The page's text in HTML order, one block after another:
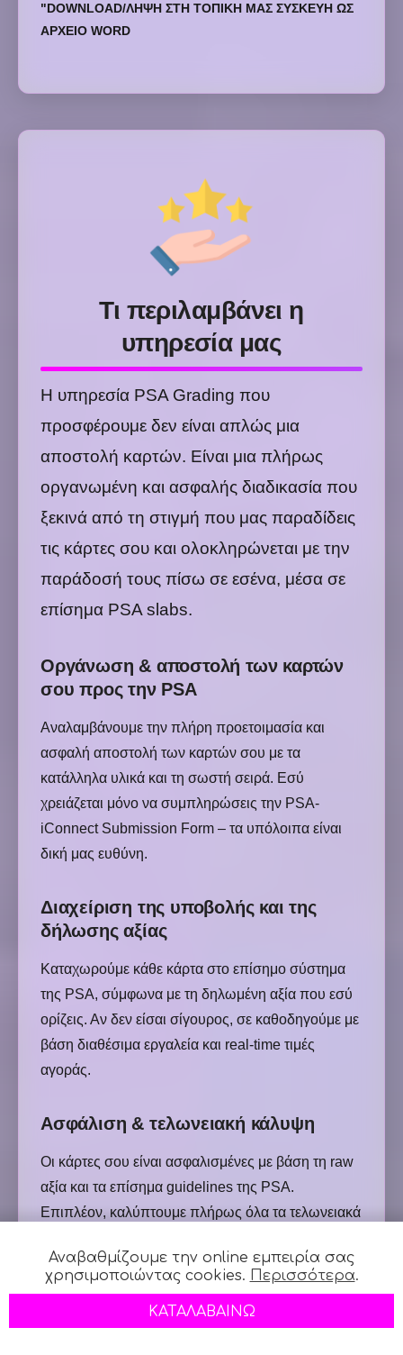
"DOWNLOAD/ΛΗΨΗ ΣΤΗ ΤΟΠΙΚΗ ΜΑΣ ΣΥΣΚΕΥΗ ΩΣ
ΑΡΧΕΙΟ WORD
Τι περιλαμβάνει η
υπηρεσία μας
Η υπηρεσία PSA Grading που
προσφέρουμε δεν είναι απλώς μια
αποστολή καρτών. Είναι μια πλήρως
οργανωμένη και ασφαλής διαδικασία που
ξεκινά από τη στιγμή που μας παραδίδεις
τις κάρτες σου και ολοκληρώνεται με την
παράδοσή τους πίσω σε εσένα, μέσα σε
επίσημα PSA slabs.
Οργάνωση & αποστολή των καρτών
σου προς την PSA
Αναλαμβάνουμε την πλήρη προετοιμασία και
ασφαλή αποστολή των καρτών σου με τα
κατάλληλα υλικά και τη σωστή σειρά. Εσύ
χρειάζεται μόνο να συμπληρώσεις την PSA-
iConnect Submission Form – τα υπόλοιπα είναι
δική μας ευθύνη.
Διαχείριση της υποβολής και της
δήλωσης αξίας
Καταχωρούμε κάθε κάρτα στο επίσημο σύστημα
της PSA, σύμφωνα με τη δηλωμένη αξία που εσύ
ορίζεις. Αν δεν είσαι σίγουρος, σε καθοδηγούμε με
βάση διαθέσιμα εργαλεία και real-time τιμές
αγοράς.
Ασφάλιση & τελωνειακή κάλυψη
Οι κάρτες σου είναι ασφαλισμένες με βάση τη raw
αξία και τα επίσημα guidelines της PSA.
Επιπλέον, καλύπτουμε πλήρως όλα τα τελωνειακά
ανησυχείς για τίποτα.
Άμεση επικοινωνία με τη PSA
Αναβαθμίζουμε την online εμπειρία σας
χρησιμοποιώντας cookies. Περισσότερα.
ΚΑΤΑΛΑΒΑΙΝΩ